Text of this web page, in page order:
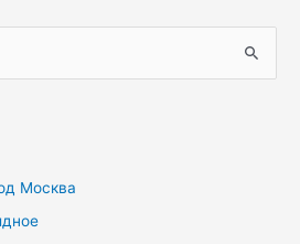
Москва